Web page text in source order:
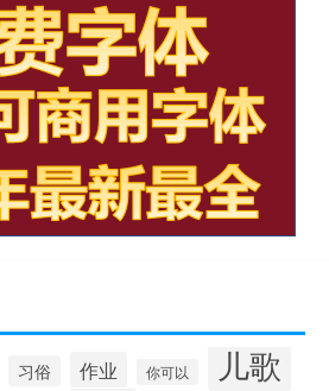
习俗 作业 你可以 儿歌